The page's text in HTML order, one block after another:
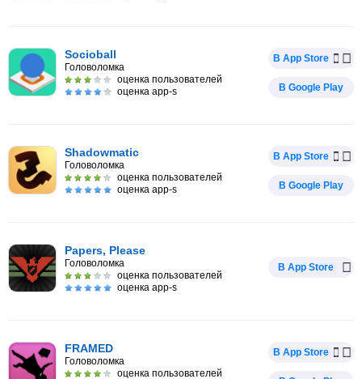
Socioball
Головоломка
оценка пользователей
оценка app-s
В App Store
В Google Play
Shadowmatic
Головоломка
оценка пользователей
оценка app-s
В App Store
В Google Play
Papers, Please
Головоломка
оценка пользователей
оценка app-s
В App Store
FRAMED
Головоломка
оценка пользователей
В App Store